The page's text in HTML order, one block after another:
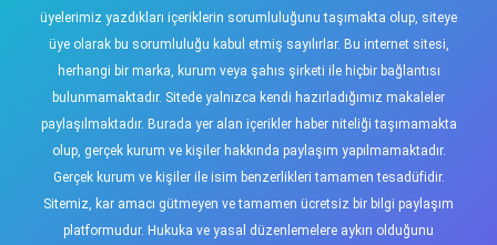
üyelerimiz yazdıkları içeriklerin sorumluluğunu taşımakta olup, siteye
üye olarak bu sorumluluğu kabul etmiş sayılırlar. Bu internet sitesi,
herhangi bir marka, kurum veya şahıs şirketi ile hiçbir bağlantısı
bulunmamaktadır. Sitede yalnızca kendi hazırladığımız makaleler
paylaşılmaktadır. Burada yer alan içerikler haber niteliği taşımamakta
olup, gerçek kurum ve kişiler hakkında paylaşım yapılmamaktadır.
Gerçek kurum ve kişiler ile isim benzerlikleri tamamen tesadüfidir.
Sitemiz, kar amacı gütmeyen ve tamamen ücretsiz bir bilgi paylaşım
platformudur. Hukuka ve yasal düzenlemelere aykırı olduğunu